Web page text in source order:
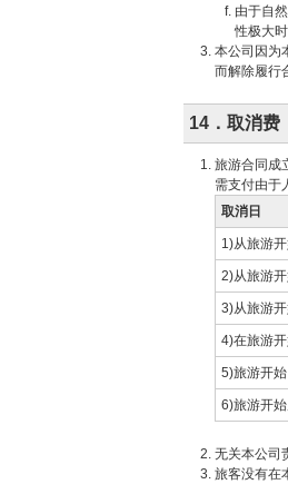
由于自
性极大时
本公司因为
而解除履行
14．取消费
旅游合同成
需支付由于
取消日
1)从旅游
2)从旅游
3)从旅游
4)在旅游
5)旅游开始
6)旅游开
无关本公司
旅客没有在